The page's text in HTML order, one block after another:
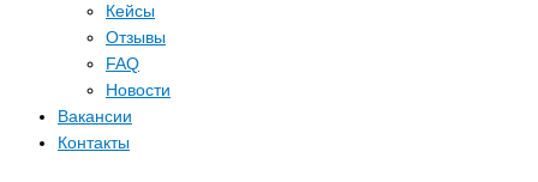
Кейсы
Отзывы
FAQ
Новости
Вакансии
Контакты